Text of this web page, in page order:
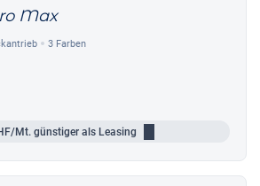
Max
3 Farben
Mt. günstiger als Leasing